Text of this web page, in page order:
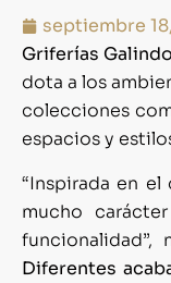
septiembre
Griferías Galindo
dota a los
colecciones
espacios y
“Inspirada en
mucho
Diferentes